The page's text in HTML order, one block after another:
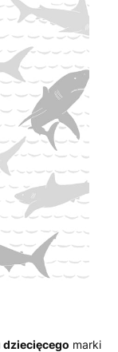
dziecięcego marki